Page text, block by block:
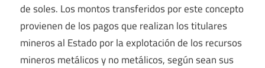
de soles. Los montos transferidos por este concepto
provienen de los pagos que realizan los titulares
mineros al Estado por la explotación de los recursos
mineros metálicos y no metálicos, según sean sus